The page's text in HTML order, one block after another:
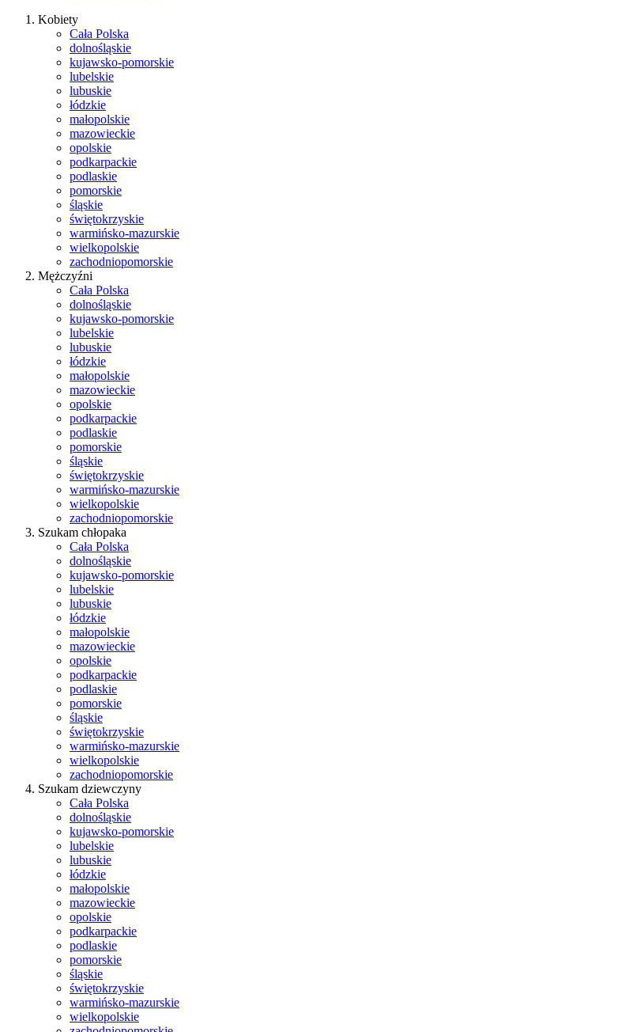
Kobiety
Cała Polska
dolnośląskie
kujawsko-pomorskie
lubelskie
lubuskie
łódzkie
małopolskie
mazowieckie
opolskie
podkarpackie
podlaskie
pomorskie
śląskie
świętokrzyskie
warmińsko-mazurskie
wielkopolskie
zachodniopomorskie
Mężczyźni
Cała Polska
dolnośląskie
kujawsko-pomorskie
lubelskie
lubuskie
łódzkie
małopolskie
mazowieckie
opolskie
podkarpackie
podlaskie
pomorskie
śląskie
świętokrzyskie
warmińsko-mazurskie
wielkopolskie
zachodniopomorskie
Szukam chłopaka
Cała Polska
dolnośląskie
kujawsko-pomorskie
lubelskie
lubuskie
łódzkie
małopolskie
mazowieckie
opolskie
podkarpackie
podlaskie
pomorskie
śląskie
świętokrzyskie
warmińsko-mazurskie
wielkopolskie
zachodniopomorskie
Szukam dziewczyny
Cała Polska
dolnośląskie
kujawsko-pomorskie
lubelskie
lubuskie
łódzkie
małopolskie
mazowieckie
opolskie
podkarpackie
podlaskie
pomorskie
śląskie
świętokrzyskie
warmińsko-mazurskie
wielkopolskie